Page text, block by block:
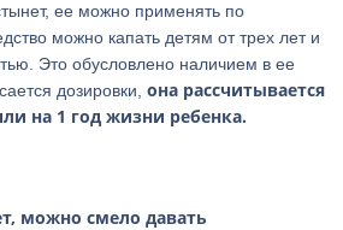
ее можно применять по
можно капать детям от трех лет и
Это обусловлено наличием в ее
дозировки,она рассчитывается
на 1 год жизни ребенка.
можно смело давать